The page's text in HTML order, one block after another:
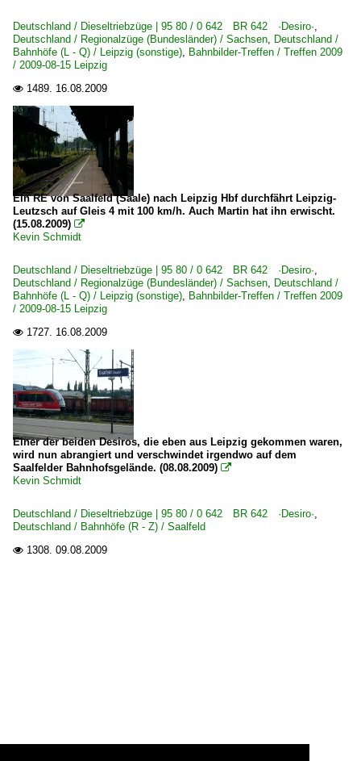
Deutschland / Dieseltriebzüge | 95 80 / 0 642 BR 642 ·Desiro·,
Deutschland / Regionalzüge (Bundesländer) / Sachsen, Deutschland /
Bahnhöfe (L - Q) / Leipzig (sonstige), Bahnbilder-Treffen / Treffen 2009
/ 2009-08-15 Leipzig
 1489. 16.08.2009
Ein RE von Saalfeld (Saale) nach Leipzig Hbf durchfährt Leipzig-
Leutzsch auf Gleis 4 mit 100 km/h. Auch Martin hat ihn erwischt.
(15.08.2009) 
Kevin Schmidt
Deutschland / Dieseltriebzüge | 95 80 / 0 642 BR 642 ·Desiro·,
Deutschland / Regionalzüge (Bundesländer) / Sachsen, Deutschland /
Bahnhöfe (L - Q) / Leipzig (sonstige), Bahnbilder-Treffen / Treffen 2009
/ 2009-08-15 Leipzig
 1727. 16.08.2009
Einer der beiden Desiros, die eben aus Leipzig gekommen waren,
wird nun abrangiert und verschwindet irgendwo auf dem
Saalfelder Bahnhofsgelände. (08.08.2009) 
Kevin Schmidt
Deutschland / Dieseltriebzüge | 95 80 / 0 642 BR 642 ·Desiro·,
Deutschland / Bahnhöfe (R - Z) / Saalfeld
 1308. 09.08.2009